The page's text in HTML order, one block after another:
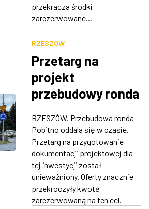
przekracza środki
zarezerwowane...
RZESZÓW
Przetarg na
projekt
przebudowy ronda
unieważniony. Zbyt
drogie oferty
RZESZÓW. Przebudowa ronda
Pobitno oddala się w czasie.
Przetarg na przygotowanie
dokumentacji projektowej dla
tej inwestycji został
unieważniony. Oferty znacznie
przekroczyły kwotę
zarezerwowaną na ten cel.